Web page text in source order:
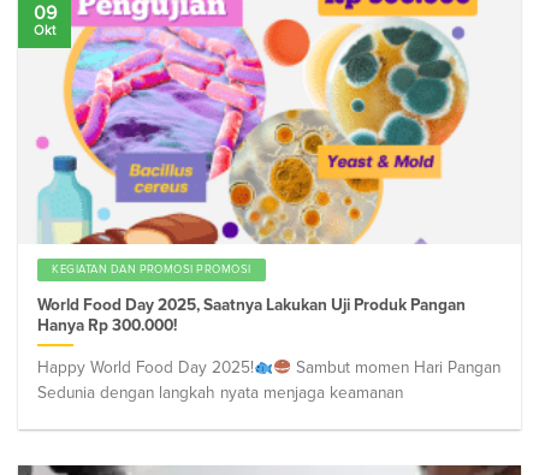
KEGIATAN DAN PROMOSI PROMOSI
World Food Day 2025, Saatnya Lakukan Uji Produk Pangan
Hanya Rp 300.000!
Happy World Food Day 2025!
Sambut momen Hari Pangan
Sedunia dengan langkah nyata menjaga keamanan
09
Okt